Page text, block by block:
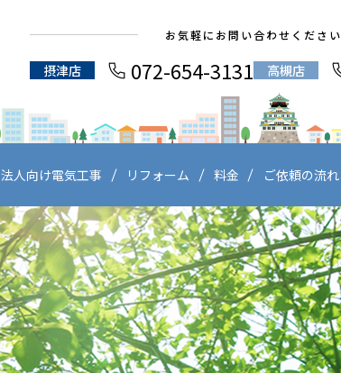
お気軽にお問い合わせください
摂津店 072-654-3131 高槻店
法人向け電気工事 リフォーム 料金 ご依頼の流れ